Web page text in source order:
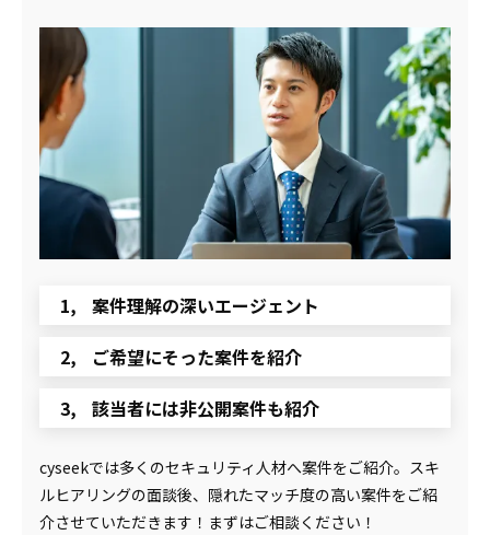
案件理解の深いエージェント
ご希望にそった案件を紹介
該当者には非公開案件も紹介
cyseekでは多くのセキュリティ人材へ案件をご紹介。スキ
ルヒアリングの面談後、隠れたマッチ度の高い案件をご紹
介させていただきます！まずはご相談ください！